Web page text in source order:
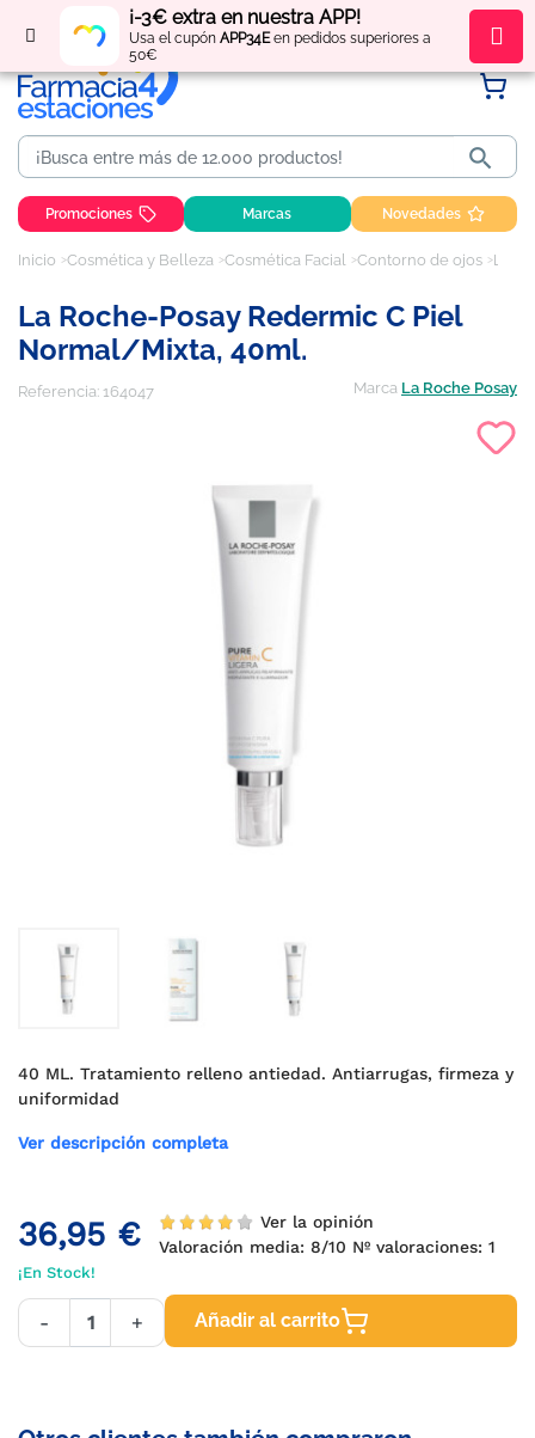
¡-3€ extra en nuestra APP!
Usa el cupón APP34Een pedidos superiores a
50€
Regístratey obténpuntos por tus compras

Promociones Marcas Novedades
Inicio Cosmética y Belleza Cosmética Facial Contorno de ojos
La Roche-Posay Redermic C Piel
Normal/Mixta, 40ml.
Referencia: 164047 Marca La Roche Posay
40 ML. Tratamiento relleno antiedad. Antiarrugas, firmeza y
uniformidad
Ver descripción completa
36,95 €
Ver la opinión
Valoración media: 8/10 Nº valoraciones: 1
¡En Stock!
- + Añadir al carrito